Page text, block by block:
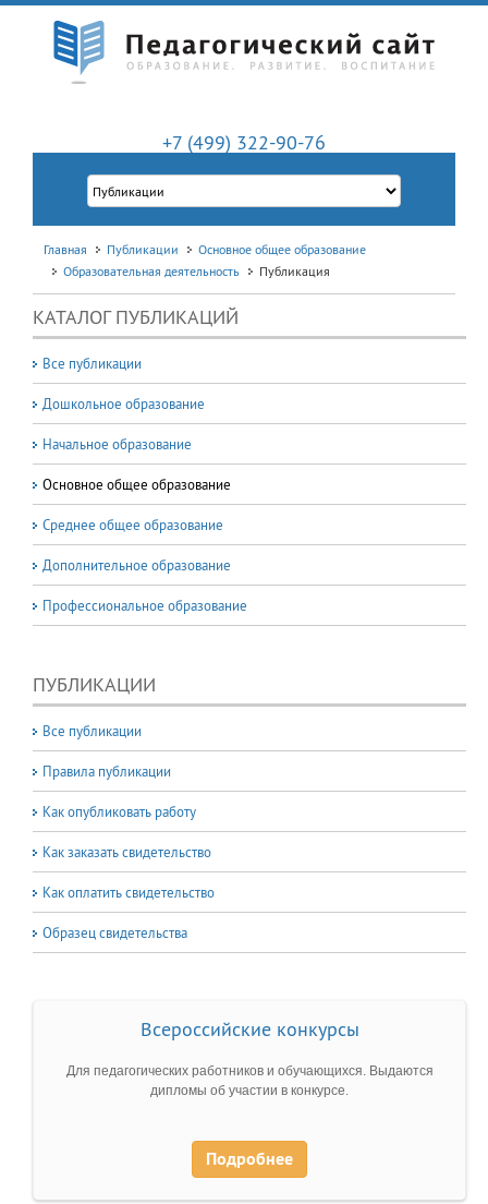
+7 (499) 322-90-76
Главная Публикации
Основное общее образование
Образовательная деятельность
Публикация
КАТАЛОГ ПУБЛИКАЦИЙ
Все публикации
Дошкольное образование
Начальное образование
Основное общее образование
Среднее общее образование
Дополнительное образование
Профессиональное образование
ПУБЛИКАЦИИ
Все публикации
Правила публикации
Как опубликовать работу
Как заказать свидетельство
Как оплатить свидетельство
Образец свидетельства
Всероссийские конкурсы
Для педагогических работников и обучающихся. Выдаются
дипломы об участии в конкурсе.
Подробнее